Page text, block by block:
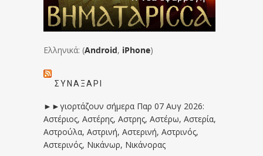
Ελληνικά: (Android, iPhone)
ΣΥΝΑΞΆΡΙ
►►γιορτάζουν σήμερα Παρ 07 Αυγ 2026:
Αστέριος, Αστέρης, Αστρης, Αστέρω, Αστερία,
Αστρούλα, Αστρινή, Αστερινή, Αστρινός,
Αστερινός, Νικάνωρ, Νικάνορας